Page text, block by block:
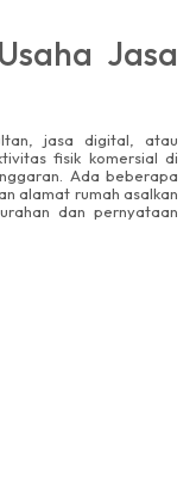
Jasa
jasa digital, atau
fisik komersial di
Ada beberapa
alamat rumah asalkan
dan pernyataan